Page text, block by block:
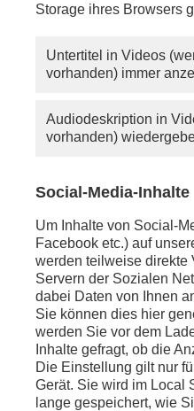
Über dieses Thema
01.06.2026 um 14:00
Storage ihres Browsers
Untertitel in Videos
vorhanden) immer
Audiodeskription in
vorhanden)
Social-Media-Inhalte
Um Inhalte von Social-
Facebook etc.) auf
werden teilweise direkte
Servern der Sozialen
dabei Daten von Ihnen
Sie können dies hier
werden Sie vor dem
Inhalte gefragt, ob die
Die Einstellung gilt nur
Gerät. Sie wird im Local
lange gespeichert, wie